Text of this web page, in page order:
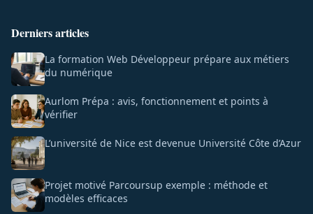
Derniers articles
La formation Web Développeur prépare aux métiers
du numérique
Aurlom Prépa : avis, fonctionnement et points à
vérifier
L’université de Nice est devenue Université Côte d’Azur
Projet motivé Parcoursup exemple : méthode et
modèles efficaces